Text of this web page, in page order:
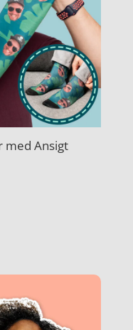
med Ansigt